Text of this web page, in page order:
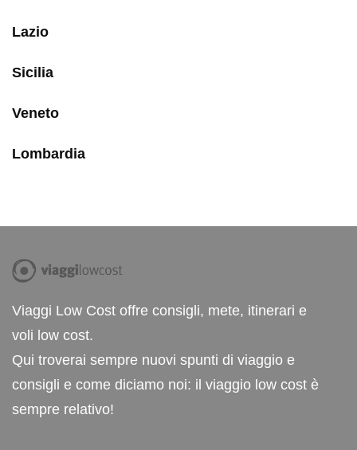
Lazio
Sicilia
Veneto
Lombardia
Viaggi Low Cost offre consigli, mete, itinerari e
voli low cost.
Qui troverai sempre nuovi spunti di viaggio e
consigli e come diciamo noi: il viaggio low cost è
sempre relativo!